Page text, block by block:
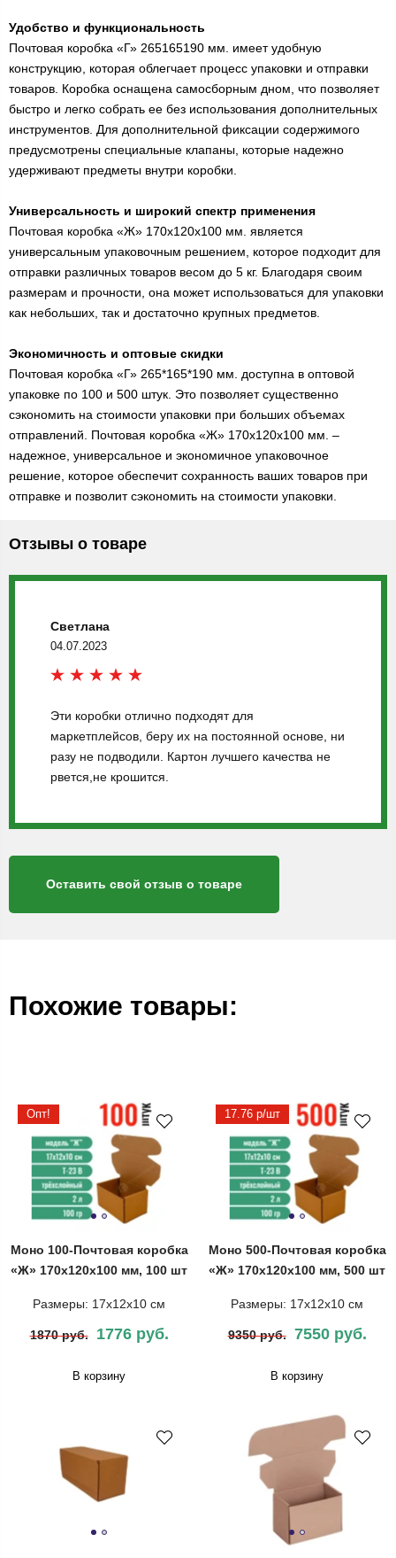
Удобство и функциональность
Почтовая коробка «Г» 265165190 мм. имеет удобную
конструкцию, которая облегчает процесс упаковки и отправки
товаров. Коробка оснащена самосборным дном, что позволяет
быстро и легко собрать ее без использования дополнительных
инструментов. Для дополнительной фиксации содержимого
предусмотрены специальные клапаны, которые надежно
удерживают предметы внутри коробки.
Универсальность и широкий спектр применения
Почтовая коробка «Ж» 170х120х100 мм. является
универсальным упаковочным решением, которое подходит для
отправки различных товаров весом до 5 кг. Благодаря своим
размерам и прочности, она может использоваться для упаковки
как небольших, так и достаточно крупных предметов.
Экономичность и оптовые скидки
Почтовая коробка «Г» 265*165*190 мм. доступна в оптовой
упаковке по 100 и 500 штук. Это позволяет существенно
сэкономить на стоимости упаковки при больших объемах
отправлений. Почтовая коробка «Ж» 170х120х100 мм. –
надежное, универсальное и экономичное упаковочное
решение, которое обеспечит сохранность ваших товаров при
отправке и позволит сэкономить на стоимости упаковки.
Отзывы о товаре
Светлана
04.07.2023
Эти коробки отлично подходят для
маркетплейсов, беру их на постоянной основе, ни
разу не подводили. Картон лучшего качества не
рвется,не крошится.
Оставить свой отзыв о товаре
Похожие товары:
Опт!
Моно 100-Почтовая коробка
«Ж» 170х120х100 мм, 100 шт
Размеры: 17х12х10 см
1870 руб. 1776 руб.
В корзину
17.76 р/шт
Моно 500-Почтовая коробка
«Ж» 170х120х100 мм, 500 шт
Размеры: 17х12х10 см
9350 руб. 7550 руб.
В корзину